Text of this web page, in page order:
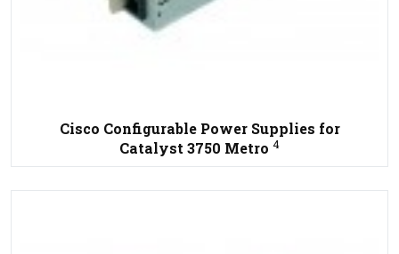
Cisco Configurable Power Supplies for
Catalyst 3750 Metro 4